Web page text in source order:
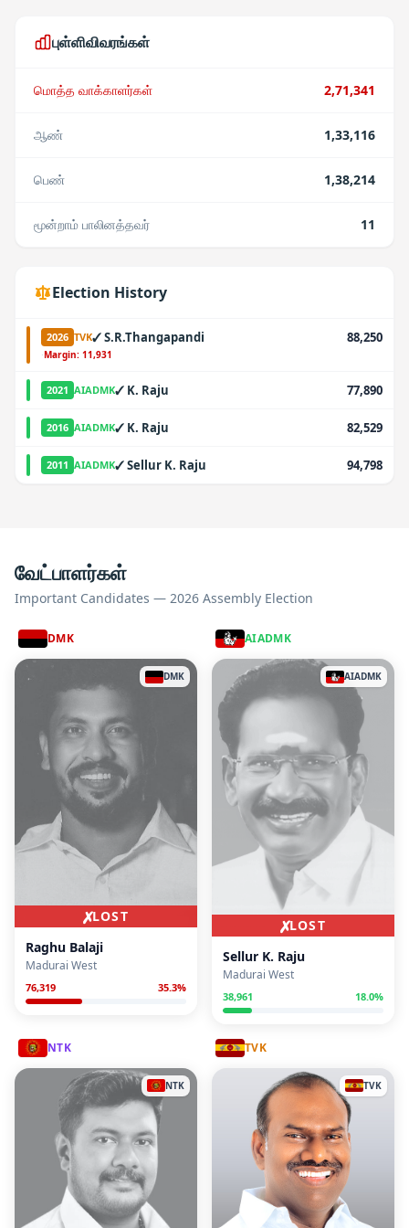
புள்ளிவிவரங்கள்
மொத்த வாக்காளர்கள் 2,71,341
ஆண் 1,33,116
பெண் 1,38,214
மூன்றாம் பாலினத்தவர் 11
Election History
2026 TVK✓S.R.Thangapandi 88,250
·Margin: 11,931
2021 AIADMK✓ K. Raju 77,890
2016 AIADMK✓ K. Raju 82,529
2011 AIADMK✓Sellur K. Raju 94,798
வேட்பாளர்கள்
Important Candidates — 2026 Assembly Election
DMK
✗LOST
DMK
Raghu Balaji
Madurai West
76,319 35.3%
AIADMK
✗LOST
AIADMK
Sellur K. Raju
Madurai West
38,961 18.0%
NTK
NTK
TVK
TVK